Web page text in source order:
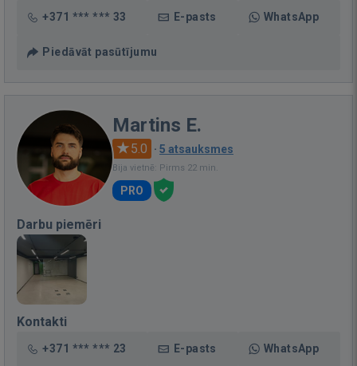
+371 *** *** 33 E-pasts WhatsApp
Piedāvāt pasūtījumu
Martins E.
5.0 · 5 atsauksmes
Bija vietnē: Pirms 22 min.
PRO
Darbu piemēri
Kontakti
+371 *** *** 23 E-pasts WhatsApp